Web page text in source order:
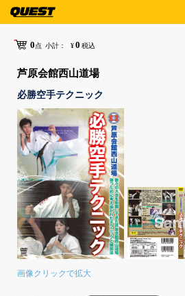
0点 小計： ¥0 税込
芦原会館西山道場
必勝空手テクニック
画像クリックで拡大